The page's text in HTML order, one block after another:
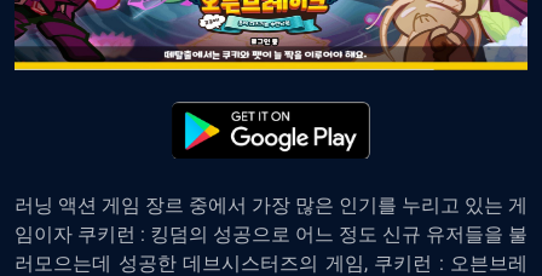
러닝 액션 게임 장르 중에서 가장 많은 인기를 누리고 있는 게
임이자 쿠키런 : 킹덤의 성공으로 어느 정도 신규 유저들을 불
러모으는데 성공한 데브시스터즈의 게임, 쿠키런 : 오븐브레